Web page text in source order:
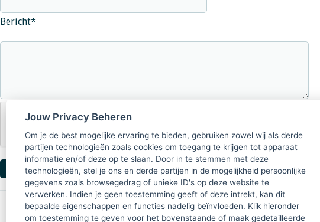
Bericht*
Jouw Privacy Beheren
Om je de best mogelijke ervaring te bieden, gebruiken zowel wij als derde
partijen technologieën zoals cookies om toegang te krijgen tot apparaat
informatie en/of deze op te slaan. Door in te stemmen met deze
technologieën, stel je ons en derde partijen in de mogelijkheid persoonlijke
gegevens zoals browsegedrag of unieke ID's op deze website te
verwerken. Indien je geen toestemming geeft of deze intrekt, kan dit
bepaalde eigenschappen en functies nadelig beïnvloeden. Klik hieronder
om toestemming te geven voor het bovenstaande of maak gedetailleerde